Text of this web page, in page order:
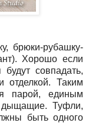
брюки-рубашку-
Хорошо если
совпадать,
отделкой. Таким
парой, единым
дыщащие. Туфли,
быть одного